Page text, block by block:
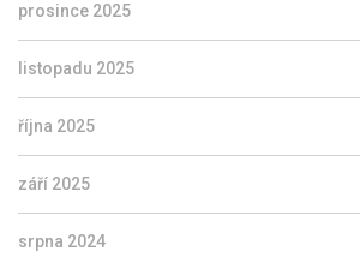
prosince 2025
listopadu 2025
října 2025
září 2025
srpna 2024